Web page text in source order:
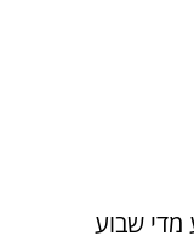
מדי שבוע